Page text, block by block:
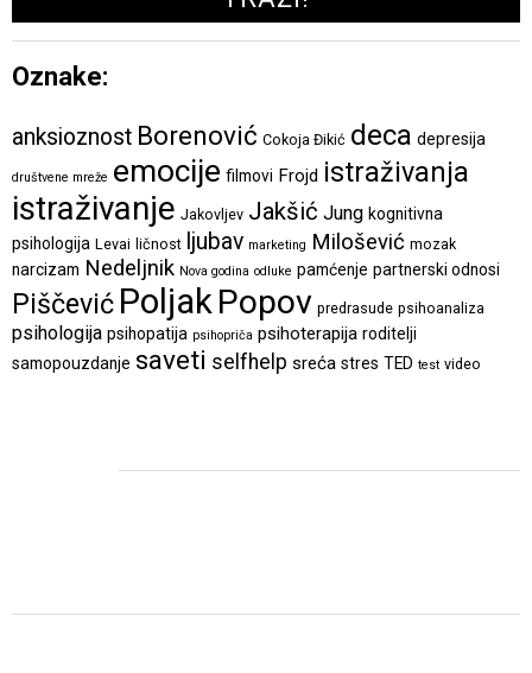
Oznake:
anksioznost Borenović Cokoja Đikić deca depresija
društvene mreže emocije filmovi Frojd istraživanja
istraživanje Jakovljev Jakšić Jung kognitivna
psihologija Levai ličnost ljubav marketing Milošević mozak
narcizam Nedeljnik Nova godina odluke pamćenje partnerski odnosi
Piščević PoljakPopov predrasude psihoanaliza
psihologija psihopatija psihopriča psihoterapija roditelji
samopouzdanje saveti selfhelp sreća stres TED test video